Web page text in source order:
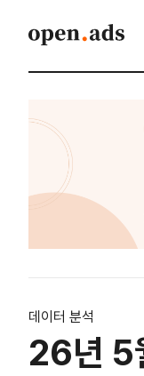
데이터 분석
26년 5